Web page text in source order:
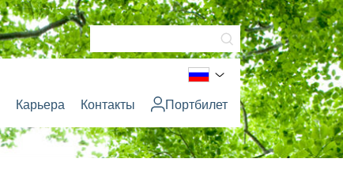
Карьера Контакты Портбилет